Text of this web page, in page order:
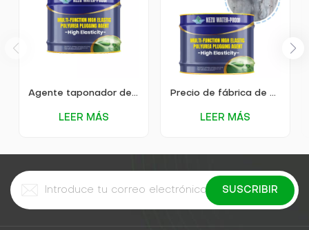
Agente taponador de poliurea de alta elasticidad KEZU
LEER MÁS
Precio de fábrica de Kezu Reparación de grietas en carreteras Contracción Material para parches Material impermeable
LEER MÁS